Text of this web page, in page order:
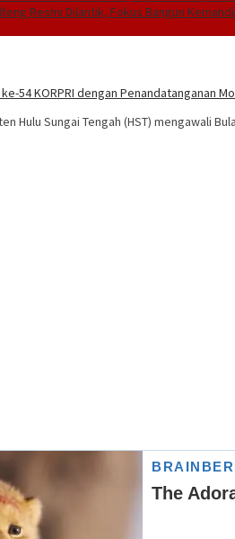
Resmi Dilantik, Fokus Bangun
54 KORPRI dengan Penandatanganan
Hulu Sungai Tengah (HST) mengawali